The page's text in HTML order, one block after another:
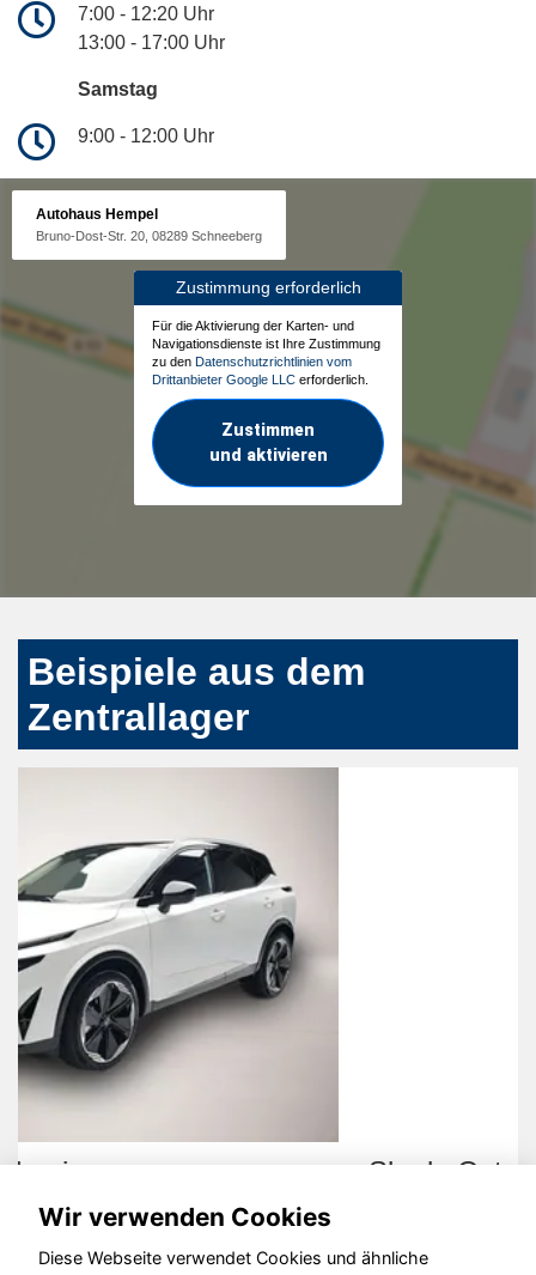
7:00 - 12:20 Uhr
13:00 - 17:00 Uhr
Samstag
9:00 - 12:00 Uhr
Autohaus Hempel
Bruno-Dost-Str. 20, 08289 Schneeberg
Zustimmung erforderlich
Für die Aktivierung der Karten- und
Navigationsdienste ist Ihre Zustimmung
zu den Datenschutzrichtlinien vom
Drittanbieter Google LLC erforderlich.
Zustimmen
und aktivieren
Beispiele aus dem
Zentrallager
Skoda Octavia
Wir verwenden Cookies
Diese Webseite verwendet Cookies und ähnliche